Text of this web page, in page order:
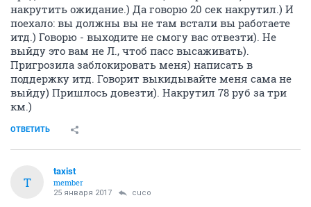
накрутить ожидание.) Да говорю 20 сек накрутил.) И
поехало: вы должны вы не там встали вы работаете
итд.) Говорю - выходите не смогу вас отвезти). Не
выйду это вам не Л., чтоб пасс высаживать).
Пригрозила заблокировать меня) написать в
поддержку итд. Говорит выкидывайте меня сама не
выйду) Пришлось довезти). Накрутил 78 руб за три
км.)
ОТВЕТИТЬ
T
taxist
member
25 января 2017 cuco